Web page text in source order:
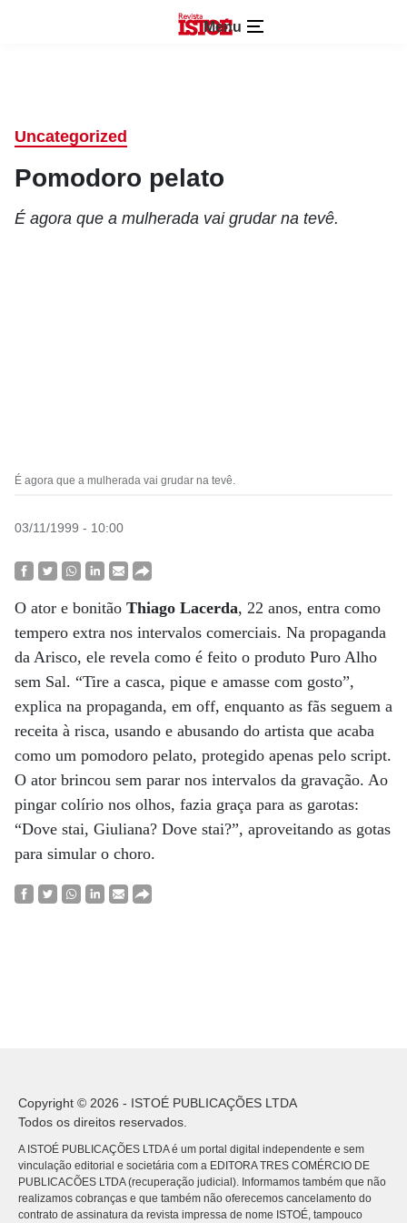
Menu
Uncategorized
Pomodoro pelato
É agora que a mulherada vai grudar na tevê.
É agora que a mulherada vai grudar na tevê.
03/11/1999 - 10:00
O ator e bonitão Thiago Lacerda, 22 anos, entra como
tempero extra nos intervalos comerciais. Na propaganda
da Arisco, ele revela como é feito o produto Puro Alho
sem Sal. “Tire a casca, pique e amasse com gosto”,
explica na propaganda, em off, enquanto as fãs seguem a
receita à risca, usando e abusando do artista que acaba
como um pomodoro pelato, protegido apenas pelo script.
O ator brincou sem parar nos intervalos da gravação. Ao
pingar colírio nos olhos, fazia graça para as garotas:
“Dove stai, Giuliana? Dove stai?”, aproveitando as gotas
para simular o choro.
Copyright © 2026 - ISTOÉ PUBLICAÇÕES LTDA
Todos os direitos reservados.
A ISTOÉ PUBLICAÇÕES LTDA é um portal digital independente e sem
vinculação editorial e societária com a EDITORA TRES COMÉRCIO DE
PUBLICACÕES LTDA (recuperação judicial). Informamos também que não
realizamos cobranças e que também não oferecemos cancelamento do
contrato de assinatura da revista impressa de nome ISTOÉ, tampouco